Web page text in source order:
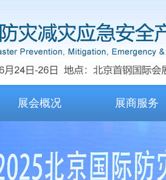
展会概况 展商服务